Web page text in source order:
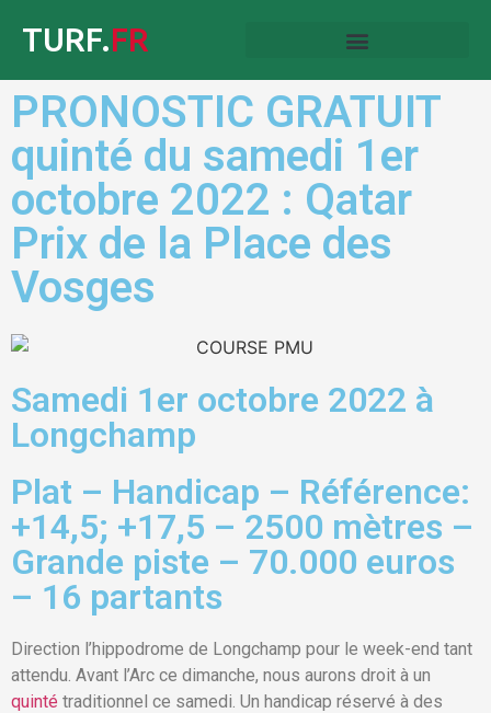
TURF.FR
PRONOSTIC GRATUIT
quinté du samedi 1er
octobre 2022 : Qatar
Prix de la Place des
Vosges
Samedi 1er octobre 2022 à
Longchamp
Plat – Handicap – Référence:
+14,5; +17,5 – 2500 mètres –
Grande piste – 70.000 euros
– 16 partants
Direction l’hippodrome de Longchamp pour le week-end tant
attendu. Avant l’Arc ce dimanche, nous aurons droit à un
quinté traditionnel ce samedi. Un handicap réservé à des